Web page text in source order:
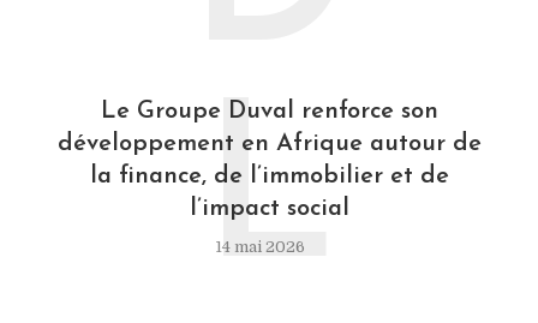
Le Groupe Duval renforce son
développement en Afrique autour de
la finance, de l’immobilier et de
l’impact social
14 mai 2026
L